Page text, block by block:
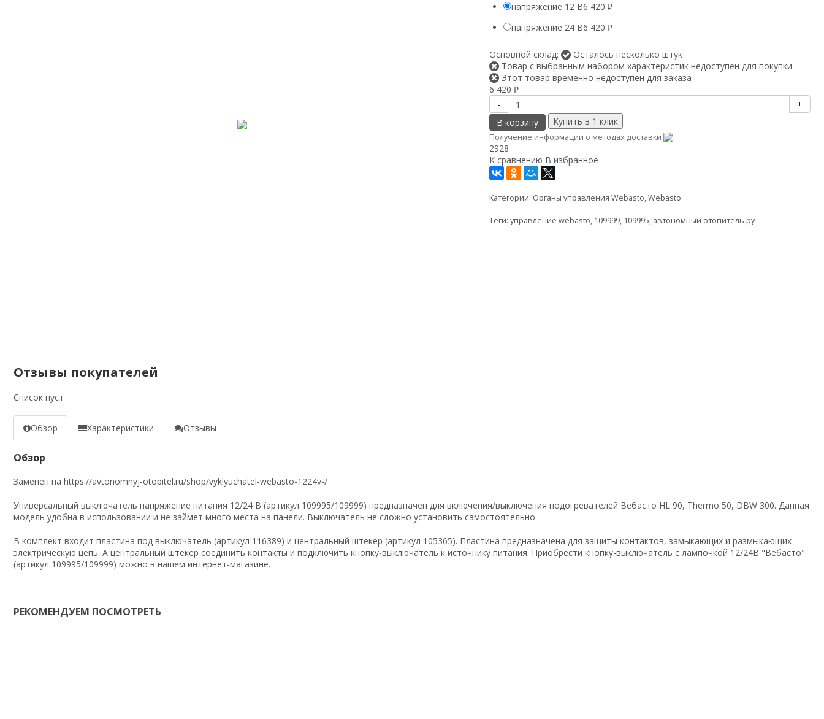
напряжение 12 В6 420 ₽
напряжение 24 В6 420 ₽
Основной склад:
Осталось несколько штук
Товар с выбранным набором характеристик недоступен для покупки
Этот товар временно недоступен для заказа
6 420 ₽
-
+
В корзину
Получение информации о методах доставки
2928
К сравнению В избранное
Категории: Органы управления Webasto,Webasto
Теги: управление webasto, 109999, 109995, автономный отопитель ру
Отзывы покупателей
Список пуст
Обзор Характеристики Отзывы
Обзор
Заменён на https://avtonomnyj-otopitel.ru/shop/vyklyuchatel-webasto-1224v-/
Универсальный выключатель напряжение питания 12/24 В (артикул 109995/109999) предназначен для включения/выключения подогревателей Вебасто HL 90, Thermo 50, DBW 300. Данная
модель удобна в использовании и не займет много места на панели. Выключатель не сложно установить самостоятельно.
В комплект входит пластина под выключатель (артикул 116389) и центральный штекер (артикул 105365). Пластина предназначена для защиты контактов, замыкающих и размыкающих
электрическую цепь. А центральный штекер соединить контакты и подключить кнопку-выключатель к источнику питания. Приобрести кнопку-выключатель с лампочкой 12/24В "Вебасто"
(артикул 109995/109999) можно в нашем интернет-магазине.
РЕКОМЕНДУЕМ ПОСМОТРЕТЬ